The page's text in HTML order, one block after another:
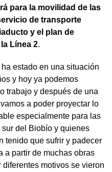
para la movilidad de las
de transporte
y el plan de
Línea 2.
estado en una situación
y hoy ya podemos
trabajo y después de una
a poder proyectar lo
especialmente para las
del Biobío y quienes
tenido que sufrir y padecer
a partir de muchas obras
motivos se vieron